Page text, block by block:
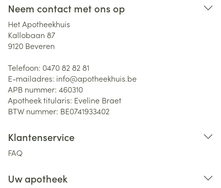
Neem contact met ons op
Het Apotheekhuis
Kallobaan 87
9120 Beveren
Telefoon: 0470 82 82 81
E-mailadres: info@apotheekhuis.be
APB nummer: 460310
Apotheek titularis: Eveline Braet
BTW nummer: BE0741933402
Klantenservice
FAQ
Uw apotheek